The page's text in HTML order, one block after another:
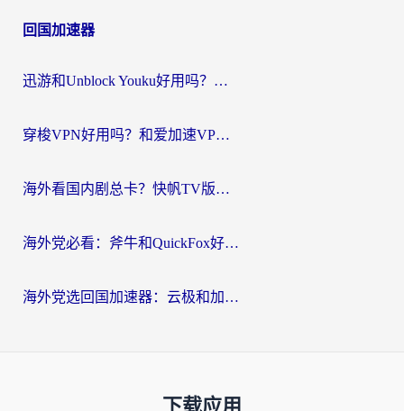
回国加速器
迅游和Unblock Youku好用吗？海外党亲测：3个维度教你选对回国加速器
穿梭VPN好用吗？和爱加速VPN对比哪个回国效果更好？海外党必看的实用指南
海外看国内剧总卡？快帆TV版VPN好用吗？和海牛VPN对比哪个回国效果更好？
海外党必看：斧牛和QuickFox好用吗？3步选对回国加速器，无缝刷国内剧玩游戏
海外党选回国加速器：云极和加速喵哪个好？附3款热门工具实测对比
下载应用